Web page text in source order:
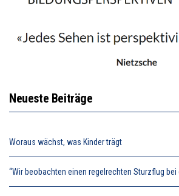
Neueste Beiträge
Woraus wächst, was Kinder trägt
“Wir beobachten einen regelrechten Sturzflug bei